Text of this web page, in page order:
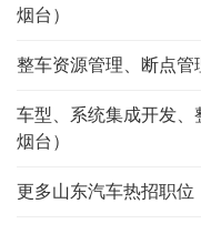
烟台）
整车资源管理、断点管
车型、系统集成开发
烟台）
更多山东汽车热招职位